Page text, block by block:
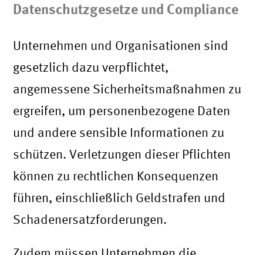
Datenschutzgesetze und Compliance
Unternehmen und Organisationen sind
gesetzlich dazu verpflichtet,
angemessene Sicherheitsmaßnahmen zu
ergreifen, um personenbezogene Daten
und andere sensible Informationen zu
schützen. Verletzungen dieser Pflichten
können zu rechtlichen Konsequenzen
führen, einschließlich Geldstrafen und
Schadenersatzforderungen.